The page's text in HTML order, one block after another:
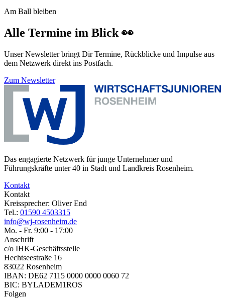
Am Ball bleiben
Alle Termine im Blick 👀
Unser Newsletter bringt Dir Termine, Rückblicke und Impulse aus
dem Netzwerk direkt ins Postfach.
Zum Newsletter
Das engagierte Netzwerk für junge Unternehmer und
Führungskräfte unter 40 in Stadt und Landkreis Rosenheim.
Kontakt
Kontakt
Kreissprecher: Oliver End
Tel.: 01590 4503315
info@wj-rosenheim.de
Mo. - Fr. 9:00 - 17:00
Anschrift
c/o IHK-Geschäftsstelle
Hechtseestraße 16
83022 Rosenheim
IBAN: DE62 7115 0000 0000 0060 72
BIC: BYLADEM1ROS
Folgen